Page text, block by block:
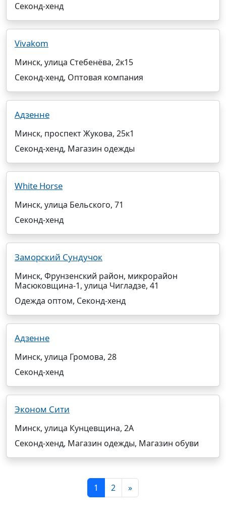
Секонд-хенд
Vivakom
Минск, улица Стебенёва, 2к15
Секонд-хенд, Оптовая компания
Адзенне
Минск, проспект Жукова, 25к1
Секонд-хенд, Магазин одежды
White Horse
Минск, улица Бельского, 71
Секонд-хенд
Заморский Сундучок
Минск, Фрунзенский район, микрорайон
Масюковщина-1, улица Чигладзе, 41
Одежда оптом, Секонд-хенд
Адзенне
Минск, улица Громова, 28
Секонд-хенд
Эконом Сити
Минск, улица Кунцевщина, 2А
Секонд-хенд, Магазин одежды, Магазин обуви
1 2 »